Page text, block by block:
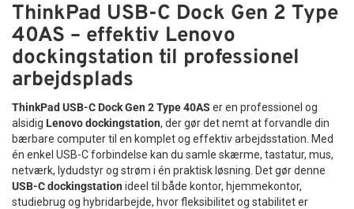
ThinkPad USB-C Dock Gen 2 Type
40AS – effektiv Lenovo
dockingstation til professionel
arbejdsplads
ThinkPad USB-C Dock Gen 2 Type 40AS er en professionel og
alsidig Lenovo dockingstation, der gør det nemt at forvandle din
bærbare computer til en komplet og effektiv arbejdsstation. Med
én enkel USB-C forbindelse kan du samle skærme, tastatur, mus,
netværk, lydudstyr og strøm i én praktisk løsning. Det gør denne
USB-C dockingstation ideel til både kontor, hjemmekontor,
studiebrug og hybridarbejde, hvor fleksibilitet og stabilitet er